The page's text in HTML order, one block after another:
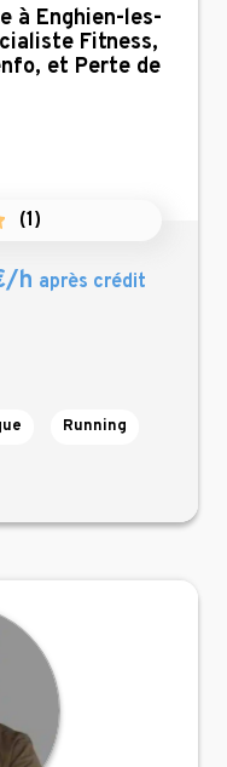
à Enghien-les-
Fitness,
et Perte de
(1)
h après crédit
Running